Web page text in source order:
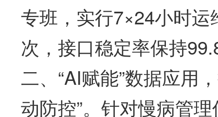
专班，实行7×24小时
次，接口稳定率保持
二、“AI赋能”数据应用
动防控”。针对慢病管